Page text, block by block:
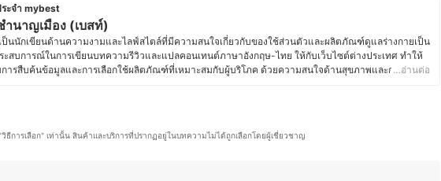
ามสนใจเกี่ยวกับนวัตกรรมการดูแลสุขภาพเป็นพิเศษ ไม่ว่าจะเป็นการทำเลเซอร์ สกินแคร์ หรือกลุ่มสกินบูส
ช่วยดูแลและฟื้นฟูผิวให้มีสุขภาพดีมากขึ้น ปัจจุบันคุณพีชทำงานที่โรงพยาบาลเอกชน โดยใช้วิชาชีพในการ
าโรคผิวหนังทั่วไป คอยให้คำปรึกษาด้านผิวพรรณและการออกแบบรูปหน้าให้กับทั้งชาวไทยและต่างชาติ อีก
ามรู้และความเข้าใจแก่บุคคลทั่วไปเกี่ยวกับสุขภาพร่างกายและการดูแลผิว โดยคุณพีชมองว่าผิวของคนเรา
มกับปัญหาเฉพาะแต่ละบุคคล ดังนั้นการเลือกผลิตภัณฑ์ต่าง ๆ จึงควรศึกษาให้ดีก่อนตัดสินใจใช้งานเพื่อให้ได้
เหมาะสมและปลอดภัยกับตนเองมากที่สุด
ะจำ mybest
ำนาญเมือง (เบสท์)
ป็นนักเขียนด้านความงามและไลฟ์สไตล์ที่มีความสนใจเกี่ยวกับของใช้ส่วนตัวและผลิตภัณฑ์ดูแลร่างกายเป็น
ะสบการณ์ในการเขียนบทความรีวิวและแปลคอนเทนต์ภาษาอังกฤษ-ไทย ให้กับเว็บไซต์ต่างประเทศ ทำให้
การสืบค้นข้อมูลและการเลือกใช้ผลิตภัณฑ์ที่เหมาะสมกับผู้บริโภค ด้วยความสนใจด้านสุขภาพและการดูแล
อนให้อ่านง่าย เข้าใจได้เร็ว เพื่อช่วยให้ผู้อ่านตัดสินใจเลือกสินค้าที่เหมาะกับตนเองมากที่สุด อีกทั้งยังชอบ
…อ่านต่อ
ธีการเลือก" เท่านั้น สินค้าและบริการที่ปรากฏอยู่ในบทความไม่ได้ถูกเลือกโดยผู้เชี่ยวชาญ